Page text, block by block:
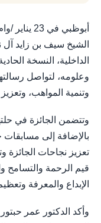
أبوظبي
الشيخ سيف بن زايد آل
الداخلية، النسخة
وعلومه، لتواصل
وتنمية المواهب،
وتتضمن الجائزة في
بالإضافة إلى
تعزيز نجاحات الجائزة
قيم الرحمة والتسامح
الإبداع والمعرفة
وأكد الدكتور عمر